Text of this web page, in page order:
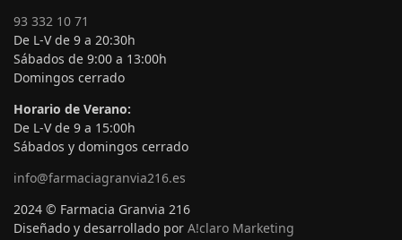
93 332 10 71
De L-V de 9 a 20:30h
Sábados de 9:00 a 13:00h
Domingos cerrado
Horario de Verano:
De L-V de 9 a 15:00h
Sábados y domingos cerrado
info@farmaciagranvia216.es
2024 © Farmacia Granvia 216
Diseñado y desarrollado por A!claro Marketing